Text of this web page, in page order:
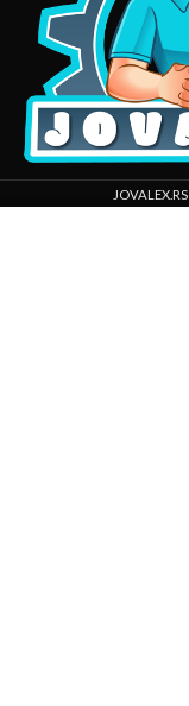
JOVALEX.RS